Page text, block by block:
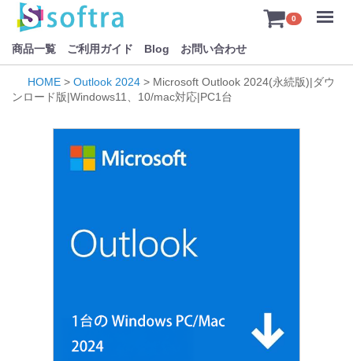
商品一覧 ご利用ガイド Blog お問い合わせ
0
HOME > Outlook 2024 > Microsoft Outlook 2024(永続版)|ダウ
ンロード版|Windows11、10/mac対応|PC1台